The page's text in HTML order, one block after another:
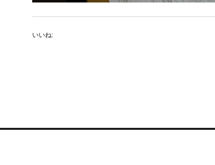
いいね: